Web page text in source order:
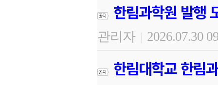
한림과학원 발행
관리자 | 2026.07.30
한림대학교 한림